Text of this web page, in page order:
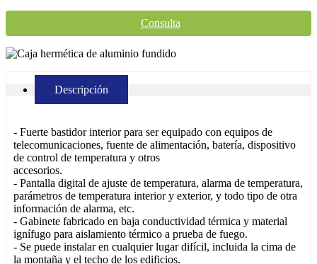
Consulta
Descripción
- Fuerte bastidor interior para ser equipado con equipos de
telecomunicaciones, fuente de alimentación, batería, dispositivo
de control de temperatura y otros
accesorios.
- Pantalla digital de ajuste de temperatura, alarma de temperatura,
parámetros de temperatura interior y exterior, y todo tipo de otra
información de alarma, etc.
- Gabinete fabricado en baja conductividad térmica y material
ignífugo para aislamiento térmico a prueba de fuego.
- Se puede instalar en cualquier lugar difícil, incluida la cima de
la montaña y el techo de los edificios.